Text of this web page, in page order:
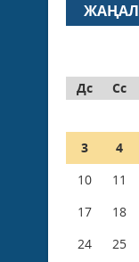
Дс
Сс
3
4
10
11
17
18
24
25